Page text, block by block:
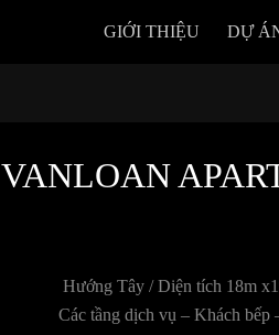
GIỚI THIỆU DỰ
VANLOAN
Hướng Tây / Diện tích 18m
Các tầng dịch vụ – Khách bếp